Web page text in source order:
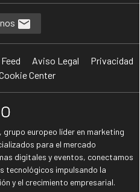
Aviso Legal
Privacidad
Center
, grupo europeo líder en marketing
para el mercado
digitales y eventos, conectamos
tecnológicos impulsando la
y el crecimiento empresarial.